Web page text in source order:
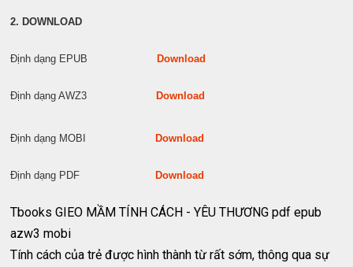
2. DOWNLOAD
Định dạng EPUBDownload
Định dạng AWZ3Download
Định dạng MOBIDownload
Định dạng PDFDownload
Tbooks GIEO MẦM TÍNH CÁCH - YÊU THƯƠNG pdf epub
azw3 mobi
Tính cách của trẻ được hình thành từ rất sớm, thông qua sự